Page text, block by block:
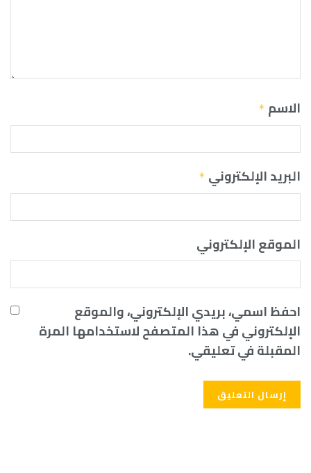
الاسم *
البريد الإلكتروني *
الموقع الإلكتروني
احفظ اسمي، بريدي الإلكتروني، والموقع
الإلكتروني في هذا المتصفح لاستخدامها المرة
المقبلة في تعليقي.